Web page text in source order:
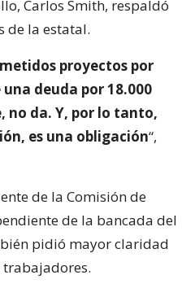
Carlos Smith, respaldó
de la estatal.
proyectos por
deuda por 18.000
no da. Y, por lo tanto,
es una obligación“,
de la Comisión de
de la bancada del
pidió mayor claridad